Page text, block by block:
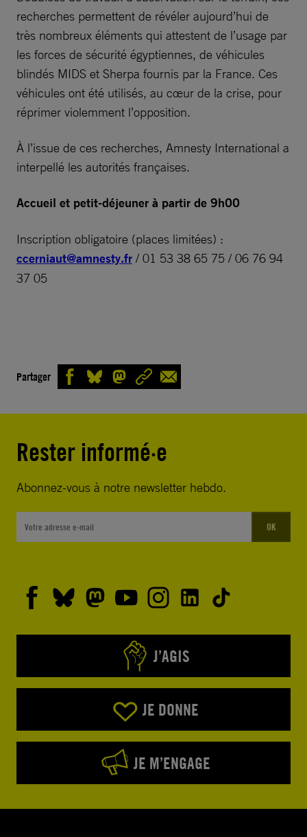
recherches permettent de révéler aujourd’hui de
très nombreux éléments qui attestent de l’usage par
les forces de sécurité égyptiennes, de véhicules
blindés MIDS et Sherpa fournis par la France. Ces
véhicules ont été utilisés, au cœur de la crise, pour
réprimer violemment l’opposition.
À l’issue de ces recherches, Amnesty International a
interpellé les autorités françaises.
Accueil et petit-déjeuner à partir de 9h00
Inscription obligatoire (places limitées) :
ccerniaut@amnesty.fr / 01 53 38 65 75 / 06 76 94
37 05
Partager
Rester informé·e
Abonnez-vous à notre newsletter hebdo.
OK
J’AGIS
JE DONNE
JE M’ENGAGE